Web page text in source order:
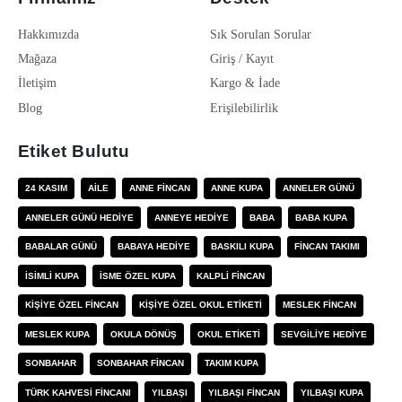
Hakkımızda
Mağaza
İletişim
Blog
Sık Sorulan Sorular
Giriş / Kayıt
Kargo & İade
Erişilebilirlik
Etiket Bulutu
24 KASIM AILE ANNE FINCAN ANNE KUPA ANNELER GÜNÜ
ANNELER GÜNÜ HEDIYE ANNEYE HEDIYE BABA BABA KUPA
BABALAR GÜNÜ BABAYA HEDIYE BASKILI KUPA FINCAN TAKIMI
ISIMLI KUPA ISME ÖZEL KUPA KALPLI FINCAN
KIŞIYE ÖZEL FINCAN KIŞIYE ÖZEL OKUL ETIKETI MESLEK FINCAN
MESLEK KUPA OKULA DÖNÜŞ OKUL ETIKETI SEVGILIYE HEDIYE
SONBAHAR SONBAHAR FINCAN TAKIM KUPA
TÜRK KAHVESI FINCANI YILBAŞI YILBAŞI FINCAN YILBAŞI KUPA